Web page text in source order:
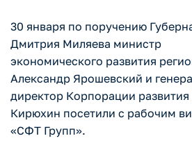
30 января по поручению
Дмитрия Миляева министр
экономического развития
Александр Ярошевский и
директор Корпорации развития
Кирюхин посетили с рабочим
«СФТ Групп».